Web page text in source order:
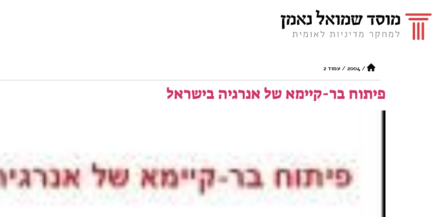
/
2004
/עמוד 2
פיתוח בר-קיימא של אנרגיה בישראל